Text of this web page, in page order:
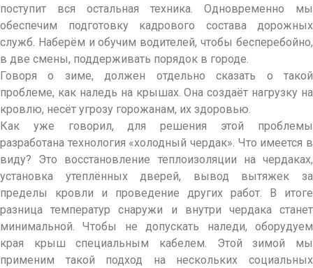
поступит вся остальная техника. Одновременно мы
обеспечим подготовку кадрового состава дорожных
служб. Наберём и обучим водителей, чтобы бесперебойно,
в две смены, поддерживать порядок в городе.
Говоря о зиме, должен отдельно сказать о такой
проблеме, как наледь на крышах. Она создаёт нагрузку на
кровлю, несёт угрозу горожанам, их здоровью.
Как уже говорил, для решения этой проблемы
разработана технология «холодный чердак». Что имеется в
виду? Это восстановление теплоизоляции на чердаках,
установка утеплённых дверей, вывод вытяжек за
пределы кровли и проведение других работ. В итоге
разница температур снаружи и внутри чердака станет
минимальной. Чтобы не допускать наледи, оборудуем
края крыш специальным кабелем. Этой зимой мы
применим такой подход на нескольких социальных